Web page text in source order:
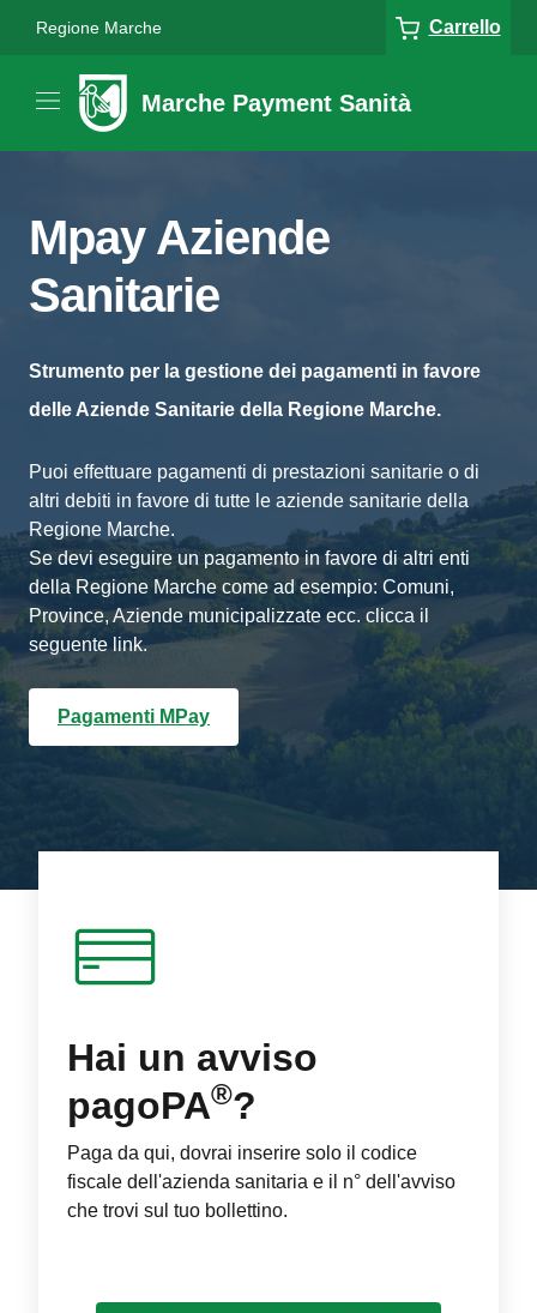
Regione Marche Carrello
Marche Payment Sanità
Mpay Aziende
Sanitarie
Strumento per la gestione dei pagamenti in favore
delle Aziende Sanitarie della Regione Marche.
Puoi effettuare pagamenti di prestazioni sanitarie o di
altri debiti in favore di tutte le aziende sanitarie della
Regione Marche.
Se devi eseguire un pagamento in favore di altri enti
della Regione Marche come ad esempio: Comuni,
Province, Aziende municipalizzate ecc. clicca il
seguente link.
Pagamenti MPay
Hai un avviso
pagoPA®?
Paga da qui, dovrai inserire solo il codice
fiscale dell'azienda sanitaria e il n° dell'avviso
che trovi sul tuo bollettino.